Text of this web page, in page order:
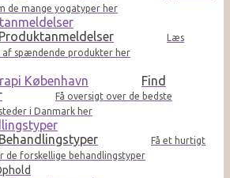
de mange yogatyper her
Produktanmeldelser
Læs
af spændende produkter her
Find
Få oversigt over de bedste
i Danmark her
Behandlingstyper
Få et hurtigt
de forskellige behandlingstyper